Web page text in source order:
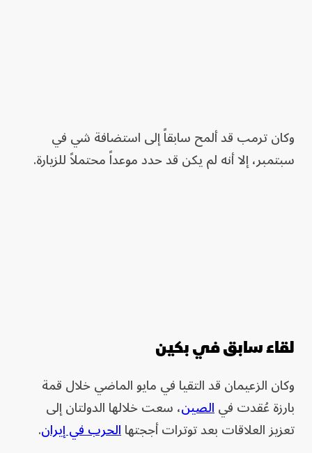
وكان ترمب قد ألمح سابقاً إلى استضافة شي في
سبتمبر، إلا أنه لم يكن قد حدد موعداً محتملاً للزيارة.
لقاء سابق في بكين
وكان الزعيمان قد التقيا في مايو الماضي خلال قمة
بارزة عُقدت فيالصين، سعت خلالها الدولتان إلى
تعزيز العلاقات بعد توترات أججتهاالحرب في إيران.